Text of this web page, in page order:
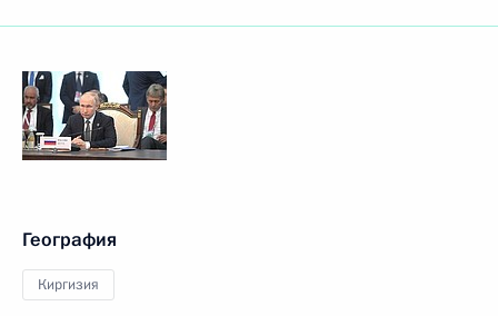
География
Киргизия